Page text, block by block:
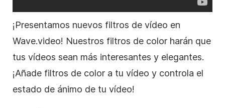
¡Presentamos nuevos filtros de vídeo en
Wave.video! Nuestros filtros de color harán que
tus vídeos sean más interesantes y elegantes.
¡Añade filtros de color a tu vídeo y controla el
estado de ánimo de tu vídeo!